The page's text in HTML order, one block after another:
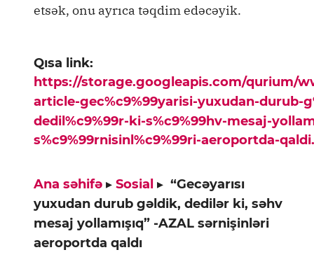
etsək, onu ayrıca təqdim edəcəyik.
Qısa link:
https://storage.googleapis.com/qurium/
article-gec%c9%99yarisi-yuxudan-durub-
dedil%c9%99r-ki-s%c9%99hv-mesaj-
s%c9%99rnisinl%c9%99ri-aeroportda-
Ana səhifə ▸ Sosial ▸ “Gecəyarısı
yuxudan durub gəldik, dedilər ki, səhv
mesaj yollamışıq” -AZAL sərnişinləri
aeroportda qaldı